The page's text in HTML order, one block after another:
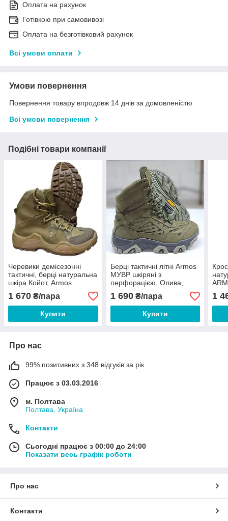
Оплата на рахунок
Готівкою при самовивозі
Оплата на безготівковий рахунок
Всі умови оплати
Умови повернення
Повернення товару впродовж 14 днів за домовленістю
Всі умови повернення
Подібні товари компанії
Черевики демісезонні
тактичні, берці натуральна
шкіра Койот, Armos
"Hamars" 39 40 41 42 43
44 45 46
1 670 ₴/пара
Купити
Берці тактичні літні Armos
МУВР шкіряні з
перфорацією, Олива,
розмір 40 41 42 43 44 45
1 690₴/пара
Купити
41
1
Про нас
99% позитивних з 348 відгуків за рік
Працює з 03.03.2016
м. Полтава
Полтава, Україна
Контакти
Сьогодні працює з 00:00 до 24:00
Показати весь графік роботи
Про нас
Контакти